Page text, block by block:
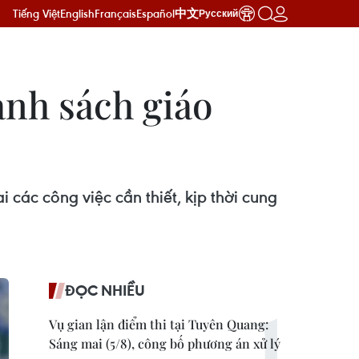
Tiếng ViệtEnglishFrançaisEspañol中文Русский
sách giáo
các công việc cần thiết, kịp thời cung
ĐỌC NHIỀU
Vụ gian lận điểm thi tại Tuyên Quang:
Sáng mai (5/8), công bố phương án xử lý